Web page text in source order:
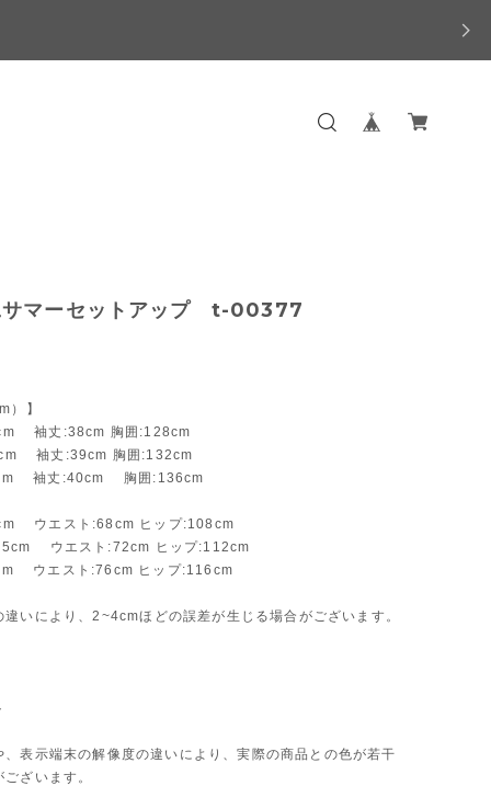
サマーセットアップ t-00377
）】
袖丈:38cm 胸囲:128cm
袖丈:39cm 胸囲:132cm
袖丈:40cm 胸囲:136cm
ウエスト:68cm ヒップ:108cm
ウエスト:72cm ヒップ:112cm
ウエスト:76cm ヒップ:116cm
いにより、2~4cmほどの誤差が生じる場合がございます。
表示端末の解像度の違いにより、実際の商品との色が若干
ざいます。